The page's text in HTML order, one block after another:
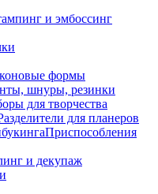
и эмбоссинг
формы
шнуры, резинки
для творчества
для планеров
Приспособления
и декупаж